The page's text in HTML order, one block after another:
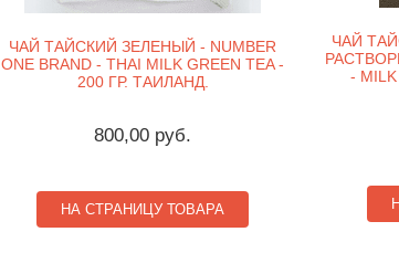
ЧАЙ ТАЙСКИЙ ЗЕЛЕНЫЙ - NUMBER
ONE BRAND - THAI MILK GREEN TEA -
200 ГР. ТАИЛАНД.
800,00 руб.
НА СТРАНИЦУ ТОВАРА
ЧАЙ
-